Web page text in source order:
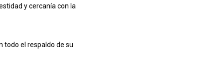
y cercanía con la
todo el respaldo de su